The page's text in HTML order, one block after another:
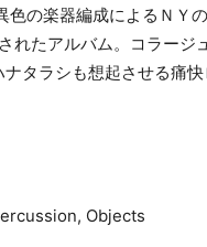
の楽器編成によるＮＹ
れたアルバム。コラージ
タラシも想起させる痛
Objects